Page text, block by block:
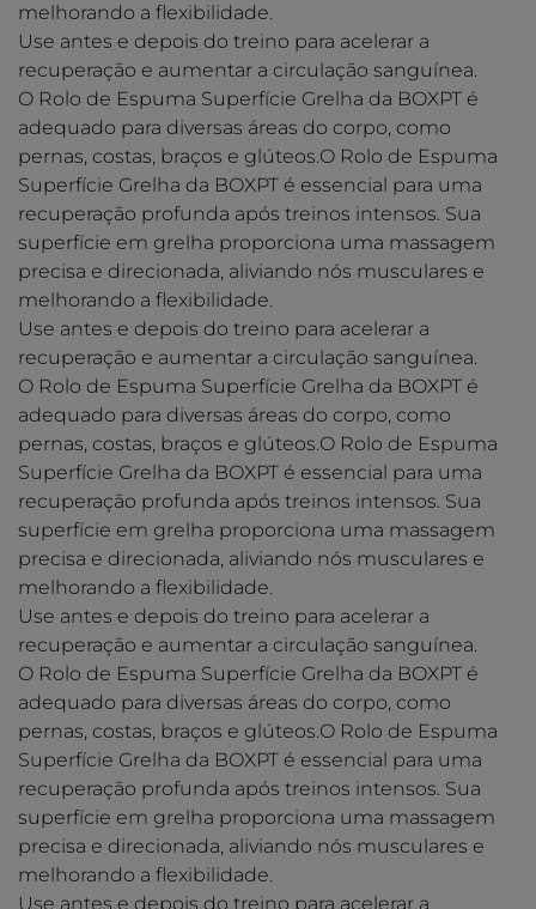
melhorando a flexibilidade.
Use antes e depois do treino para acelerar a
recuperação e aumentar a circulação sanguínea.
O Rolo de Espuma Superfície Grelha da BOXPT é
adequado para diversas áreas do corpo, como
pernas, costas, braços e glúteos.O Rolo de Espuma
Superfície Grelha da BOXPT é essencial para uma
recuperação profunda após treinos intensos. Sua
superfície em grelha proporciona uma massagem
precisa e direcionada, aliviando nós musculares e
melhorando a flexibilidade.
Use antes e depois do treino para acelerar a
recuperação e aumentar a circulação sanguínea.
O Rolo de Espuma Superfície Grelha da BOXPT é
adequado para diversas áreas do corpo, como
pernas, costas, braços e glúteos.O Rolo de Espuma
Superfície Grelha da BOXPT é essencial para uma
recuperação profunda após treinos intensos. Sua
superfície em grelha proporciona uma massagem
precisa e direcionada, aliviando nós musculares e
melhorando a flexibilidade.
Use antes e depois do treino para acelerar a
recuperação e aumentar a circulação sanguínea.
O Rolo de Espuma Superfície Grelha da BOXPT é
adequado para diversas áreas do corpo, como
pernas, costas, braços e glúteos.O Rolo de Espuma
Superfície Grelha da BOXPT é essencial para uma
recuperação profunda após treinos intensos. Sua
superfície em grelha proporciona uma massagem
precisa e direcionada, aliviando nós musculares e
melhorando a flexibilidade.
Use antes e depois do treino para acelerar a